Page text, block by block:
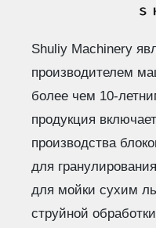
Shuliy Machinery
производителем
более чем 10-
продукция
производства
для
для мойки сухим
струйной